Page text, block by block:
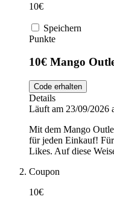
Audible
Sportstech
Oakley
Guess
Motorräder
10€
Speichern
Punkte
10€ Mango
Code erhalten
Details
Läuft am 23/09/2026
Mit dem Mango
für jeden Einkauf!
Likes. Auf diese
Coupon
10€